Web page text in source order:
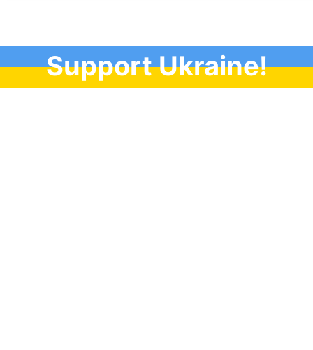
Support Ukraine!